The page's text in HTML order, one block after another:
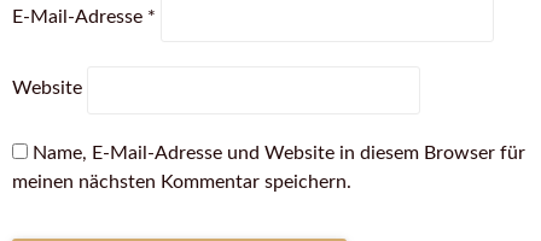
E-Mail-Adresse *
Website
Name, E-Mail-Adresse und Website in diesem Browser für
meinen nächsten Kommentar speichern.